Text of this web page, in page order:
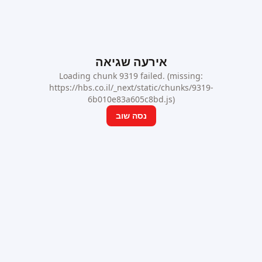
אירעה שגיאה
Loading chunk 9319 failed. (missing:
https://hbs.co.il/_next/static/chunks/9319-
6b010e83a605c8bd.js)